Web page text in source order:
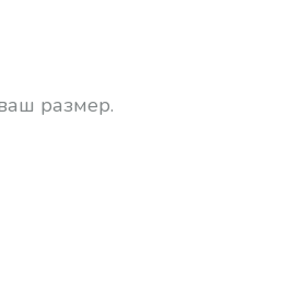
размер.